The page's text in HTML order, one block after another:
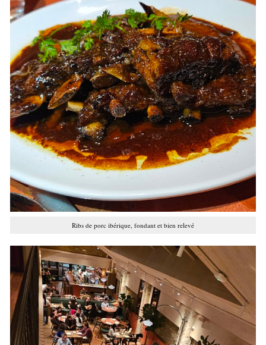
Ribs de porc ibérique, fondant et bien relevé